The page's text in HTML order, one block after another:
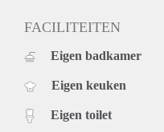
FACILITEITEN
Eigen badkamer
Eigen keuken
Eigen toilet